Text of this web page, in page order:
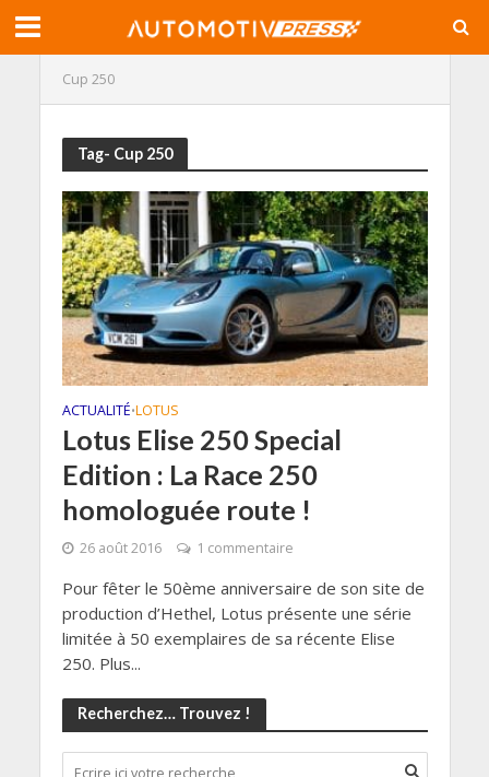
Cup 250
Tag- Cup 250
ACTUALITÉ•LOTUS
Lotus Elise 250 Special
Edition : La Race 250
homologuée route !
26 août 2016 1 commentaire
Pour fêter le 50ème anniversaire de son site de
production d’Hethel, Lotus présente une série
limitée à 50 exemplaires de sa récente Elise
250. Plus...
Recherchez… Trouvez !